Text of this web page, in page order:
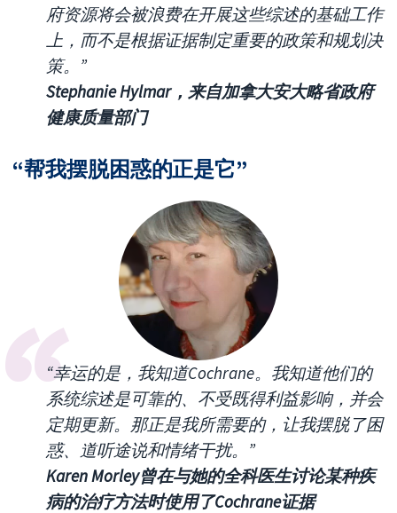
府资源将会被浪费在开展这些综述的基础工作
上，而不是根据证据制定重要的政策和规划决
策。”
Stephanie Hylmar，来自加拿大安大略省政府
健康质量部门
“帮我摆脱困惑的正是它”
“幸运的是，我知道Cochrane。我知道他们的
系统综述是可靠的、不受既得利益影响，并会
定期更新。那正是我所需要的，让我摆脱了困
惑、道听途说和情绪干扰。”
Karen Morley曾在与她的全科医生讨论某种疾
病的治疗方法时使用了Cochrane证据